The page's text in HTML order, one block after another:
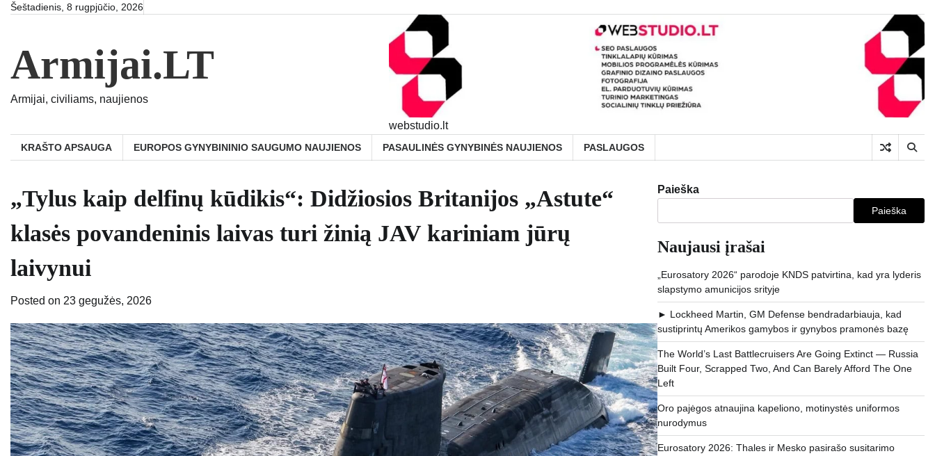
SkipŠeštadienis, 8 rugpjūčio, 2026
Armijai.LT
Armijai, civiliams, naujienos
webstudio.lt
KRAŠTO APSAUGA EUROPOS GYNYBININIO SAUGUMO NAUJIENOS PASAULINĖS GYNYBINĖS NAUJIENOS PASLAUGOS
„Tylus kaip delfinų kūdikis“: Didžiosios Britanijos „Astute“
klasės povandeninis laivas turi žinią JAV kariniam jūrų
laivynui
Posted on 23 gegužės, 2026
Paieška
Paieška
Naujausi įrašai
„Eurosatory 2026“ parodoje KNDS patvirtina, kad yra lyderis
slapstymo amunicijos srityje
► Lockheed Martin, GM Defense bendradarbiauja, kad
sustiprintų Amerikos gamybos ir gynybos pramonės bazę
The World’s Last Battlecruisers Are Going Extinct — Russia
Built Four, Scrapped Two, And Can Barely Afford The One
Left
Oro pajėgos atnaujina kapeliono, motinystės uniformos
nurodymus
Eurosatory 2026: Thales ir Mesko pasirašo susitarimo